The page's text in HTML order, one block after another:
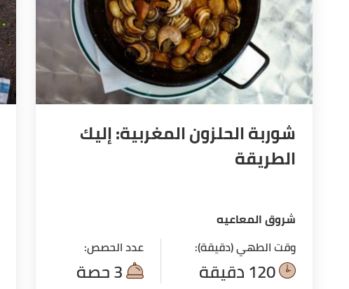
شوربة الحلزون المغربية: إليك
الطريقة
شروق المعاعيه
وقت الطهي (دقيقة):
120 دقيقة
عدد الحصص: